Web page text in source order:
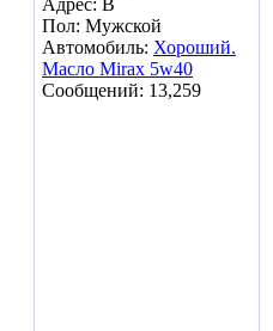
Адрес: В
Пол: Мужской
Автомобиль: Хороший.
Масло Mirax 5w40
Сообщений: 13,259